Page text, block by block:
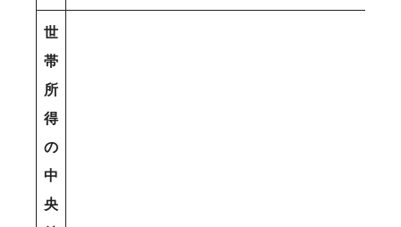
世
帯
所
得
の
中
央